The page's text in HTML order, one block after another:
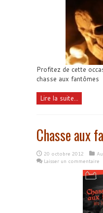
Profitez de cette
chasse aux fantômes
Lire la suite...
Chasse aux
20 octobre 2012
Laisser un commentaire